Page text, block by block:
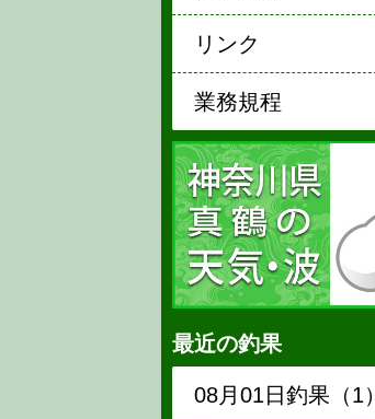
リンク
業務規程
最近の釣果
08月01日釣果（1）